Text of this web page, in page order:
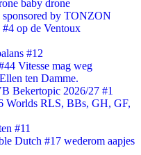
baby drone
by TONZON
op de Ventoux
#12
Vitesse mag weg
ten Damme.
Bekertopic 2026/27 #1
Worlds RLS, BBs, GH, GF,
#11
Dutch #17 wederom aapjes